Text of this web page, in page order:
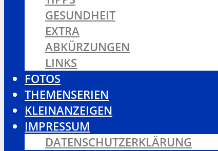
GESUNDHEIT
EXTRA
ABKÜRZUNGEN
LINKS
FOTOS
THEMENSERIEN
KLEINANZEIGEN
IMPRESSUM
DATENSCHUTZERKLÄRUNG